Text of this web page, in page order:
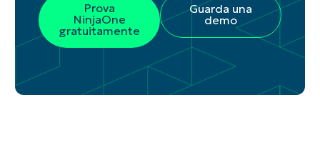
Prova
NinjaOne
gratuitamente
Guarda una
demo